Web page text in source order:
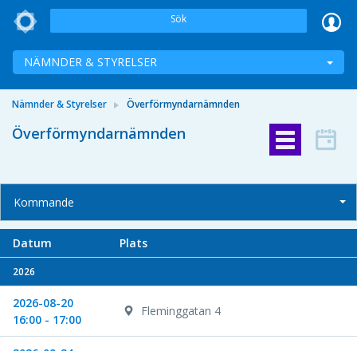
Sök
NÄMNDER & STYRELSER
Nämnder & Styrelser Överförmyndarnämnden
Överförmyndarnämnden
Kommande
Datum Plats
2026
2026-08-20
16:00 - 17:00
Fleminggatan 4